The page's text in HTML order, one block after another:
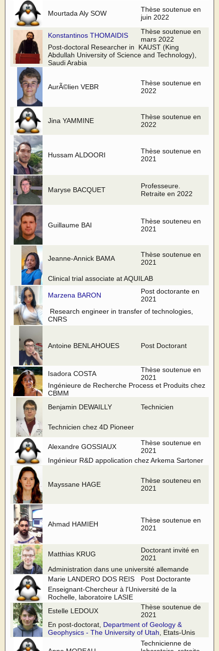
Mourtada Aly SOW
Thèse soutenue en
juin 2022
Konstantinos THOMAIDIS
Thèse soutenue en
mars 2022
Post-doctoral Researcher in KAUST (King
Abdullah University of Science and Technology),
Saudi Arabia
AurÃ©lien VEBR
Thèse soutenue en
2022
Jina YAMMINE
Thèse soutenue en
2022
Hussam ALDOORI
Thèse soutenue en
2021
Maryse BACQUET
Professeure.
Retraite en 2022
Guillaume BAI
Thèse souteneu en
2021
Jeanne-Annick BAMA
Thèse soutenue en
2021
Clinical trial associate at AQUILAB
Marzena BARON
Post doctorante en
2021
Research engineer in transfer of technologies,
CNRS
Antoine BENLAHOUES Post Doctorant
Isadora COSTA
Thèse soutenue en
2021
Ingénieure de Recherche Process et Produits chez
CBMM
Benjamin DEWAILLY
Technicien
Technicien chez 4D Pioneer
Alexandre GOSSIAUX
Thèse soutenue en
2021
Ingénieur R&D appolication chez Arkema Sartoner
Mayssane HAGE
Thèse souteneu en
2021
Ahmad HAMIEH
Thèse soutenue en
2021
Matthias KRUG
Doctorant invité en
2021
Administration dans une université allemande
Marie LANDERO DOS REIS
Post Doctorante
Enseignant-Chercheur à l'Université de la
Rochelle, laboratoire LASIE
Estelle LEDOUX
Thèse soutenue de
2021
En post-doctorat, Department of Geology &
Geophysics - The University of Utah , Etats-Unis
Technicienne de